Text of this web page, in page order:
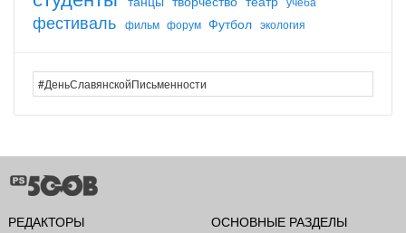
фестиваль фильм форум Футбол экология
РЕДАКТОРЫ ОСНОВНЫЕ РАЗДЕЛЫ